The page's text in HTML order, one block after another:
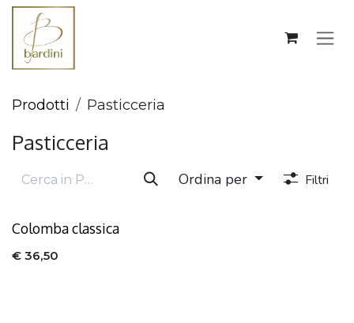
Passa al contenuto
Prodotti Pasticceria
Pasticceria
Ordina per Filtri
Colomba classica
€ 36,50